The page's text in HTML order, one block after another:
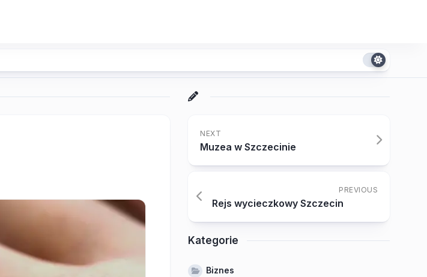
NEXT
Muzea w Szczecinie
PREVIOUS
Rejs wycieczkowy Szczecin
Kategorie
Biznes